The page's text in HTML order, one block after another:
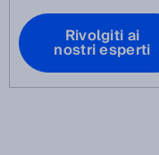
Rivolgiti ai
nostri esperti